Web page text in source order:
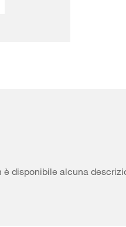
è disponibile alcuna